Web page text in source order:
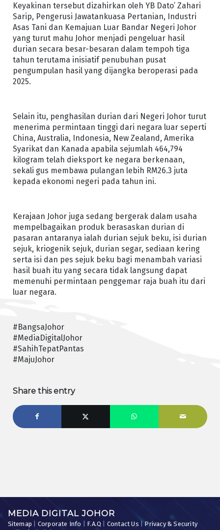
Keyakinan tersebut dizahirkan oleh YB Dato’ Zahari
Sarip, Pengerusi Jawatankuasa Pertanian, Industri
Asas Tani dan Kemajuan Luar Bandar Negeri Johor
yang turut mahu Johor menjadi pengeluar hasil
durian secara besar-besaran dalam tempoh tiga
tahun terutama inisiatif penubuhan pusat
pengumpulan hasil yang dijangka beroperasi pada
2025.
Selain itu, penghasilan durian dari Negeri Johor turut
menerima permintaan tinggi dari negara luar seperti
China, Australia, Indonesia, New Zealand, Amerika
Syarikat dan Kanada apabila sejumlah 464,794
kilogram telah dieksport ke negara berkenaan,
sekali gus membawa pulangan lebih RM26.3 juta
kepada ekonomi negeri pada tahun ini.
Kerajaan Johor juga sedang bergerak dalam usaha
mempelbagaikan produk berasaskan durian di
pasaran antaranya ialah durian sejuk beku, isi durian
sejuk, kriogenik sejuk, durian segar, sediaan kering
serta isi dan pes sejuk beku bagi menambah variasi
hasil buah itu yang secara tidak langsung dapat
memenuhi permintaan penggemar raja buah itu dari
luar negara.
#BangsaJohor
#MediaDigitalJohor
#SahihTepatPantas
#MajuJohor
Share this entry
MEDIA DIGITAL JOHOR
Sitemap Corporate Info F.A.Q Contact Us |Privacy & Security